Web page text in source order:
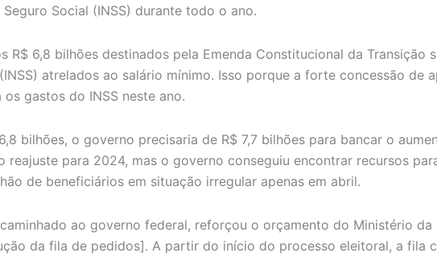
Social (INSS) durante todo o ano.
R$ 6,8 bilhões destinados pela Emenda Constitucional da
atrelados ao salário mínimo. Isso porque a forte concessão de
gastos do INSS neste ano.
bilhões, o governo precisaria de R$ 7,7 bilhões para bancar o
reajuste para 2024, mas o governo conseguiu encontrar recursos
de beneficiários em situação irregular apenas em abril.
ao governo federal, reforçou o orçamento do Ministério da
da fila de pedidos]. A partir do início do processo eleitoral, a fila